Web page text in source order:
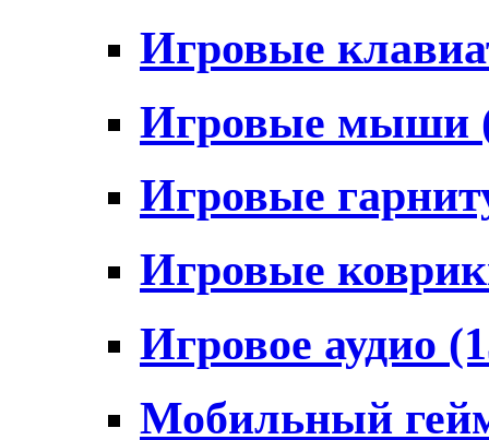
Игровые
Игровые мыши
Игровые
Игровые
Игровое аудио
Мобильный